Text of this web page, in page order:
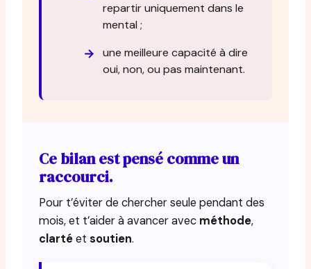
repartir uniquement dans le
mental ;
une meilleure capacité à dire
oui, non, ou pas maintenant.
Ce bilan est pensé comme un
raccourci.
Pour t’éviter de chercher seule pendant des
mois, et t’aider à avancer avec méthode,
clartéet soutien.